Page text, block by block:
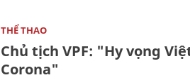
THỂ THAO
Chủ tịch VPF: "Hy vọng
Corona"